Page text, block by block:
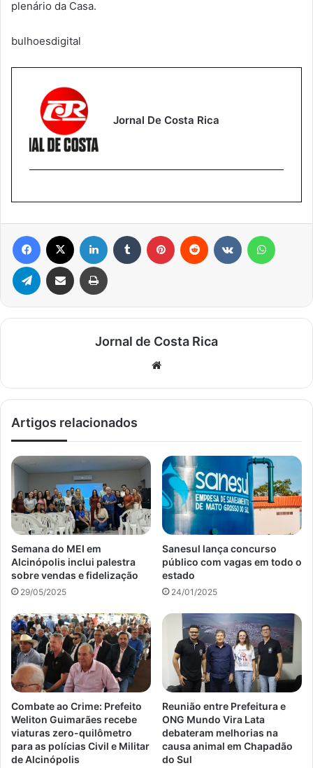
plenário da Casa.
bulhoesdigital
Jornal De Costa Rica
Facebook Linkedin Tumblr Pinterest Reddit
Telegram Compartilhar via e-mail Imprimir
Jornal de Costa Rica
Artigos relacionados
Semana do MEI em
Alcinópolis inclui palestra
sobre vendas e fidelização
29/05/2025
Sanesul lança concurso
público com vagas em todo o
estado
24/01/2025
Combate ao Crime: Prefeito
Weliton Guimarães recebe
viaturas zero-quilômetro
para as polícias Civil e Militar
de Alcinópolis
Reunião entre Prefeitura e
ONG Mundo Vira Lata
debateram melhorias na
causa animal em Chapadão
do Sul